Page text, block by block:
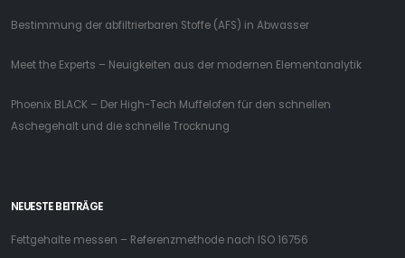
Bestimmung der abfiltrierbaren Stoffe (AFS) in Abwasser
Meet the Experts – Neuigkeiten aus der modernen Elementanalytik
Phoenix BLACK – Der High-Tech Muffelofen für den schnellen
Aschegehalt und die schnelle Trocknung
NEUESTE BEITRÄGE
Fettgehalte messen – Referenzmethode nach ISO 16756